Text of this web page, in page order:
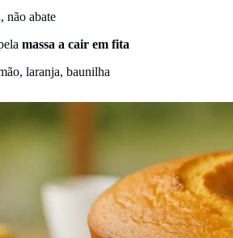
abate
massa a cair em fita
laranja, baunilha